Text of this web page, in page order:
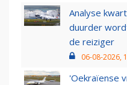
Analyse
duurder
de reiziger
06-08-2026,
'Oekraïense